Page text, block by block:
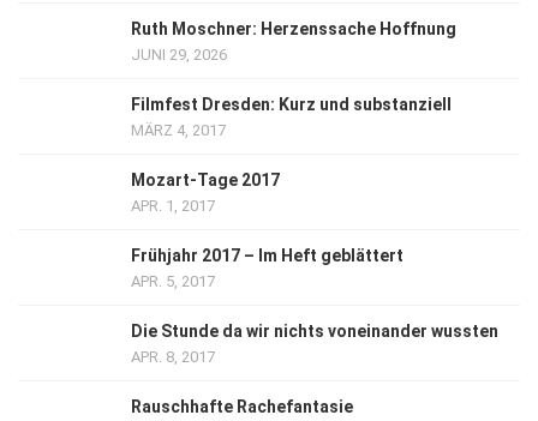
Ruth Moschner: Herzenssache Hoffnung
JUNI 29, 2026
Filmfest Dresden: Kurz und substanziell
MÄRZ 4, 2017
Mozart-Tage 2017
APR. 1, 2017
Frühjahr 2017 – Im Heft geblättert
APR. 5, 2017
Die Stunde da wir nichts voneinander wussten
APR. 8, 2017
Rauschhafte Rachefantasie